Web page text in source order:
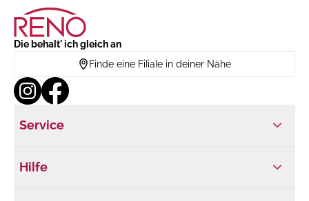
Die behalt' ich gleich an
Finde eine Filiale in deiner Nähe
Service
Hilfe